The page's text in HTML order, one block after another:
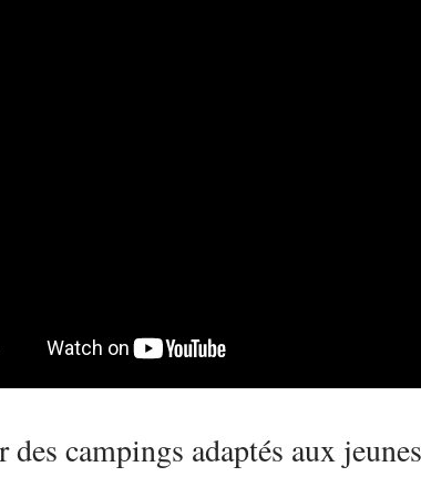
des campings adaptés aux